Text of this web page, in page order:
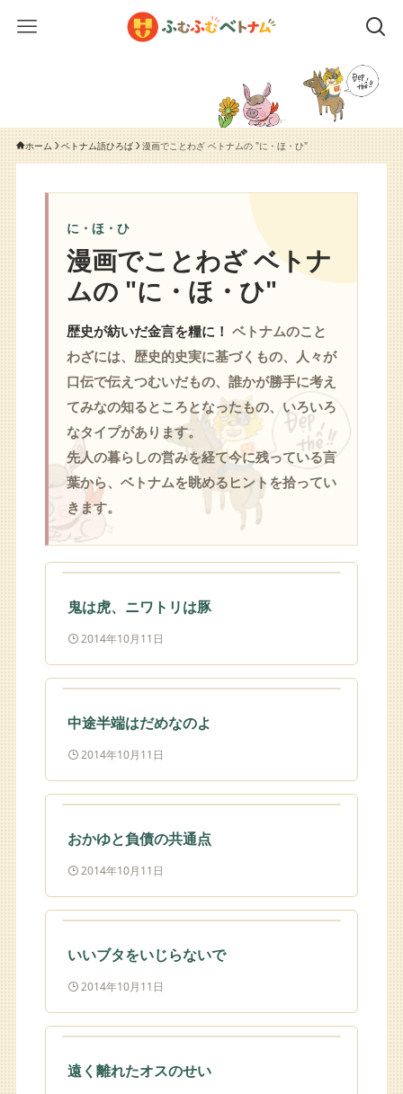
ホーム ベトナム語ひろば 漫画でことわざ ベトナムの "に・ほ・ひ"
に・ほ・ひ
漫画でことわざ ベトナ
ムの "に・ほ・ひ"
歴史が紡いだ金言を糧に！ ベトナムのこと
わざには、歴史的史実に基づくもの、人々が
口伝で伝えつむいだもの、誰かが勝手に考え
てみなの知るところとなったもの、いろいろ
なタイプがあります。
先人の暮らしの営みを経て今に残っている言
葉から、ベトナムを眺めるヒントを拾ってい
きます。
鬼は虎、ニワトリは豚
2014年10月11日
中途半端はだめなのよ
2014年10月11日
おかゆと負債の共通点
2014年10月11日
いいブタをいじらないで
2014年10月11日
遠く離れたオスのせい